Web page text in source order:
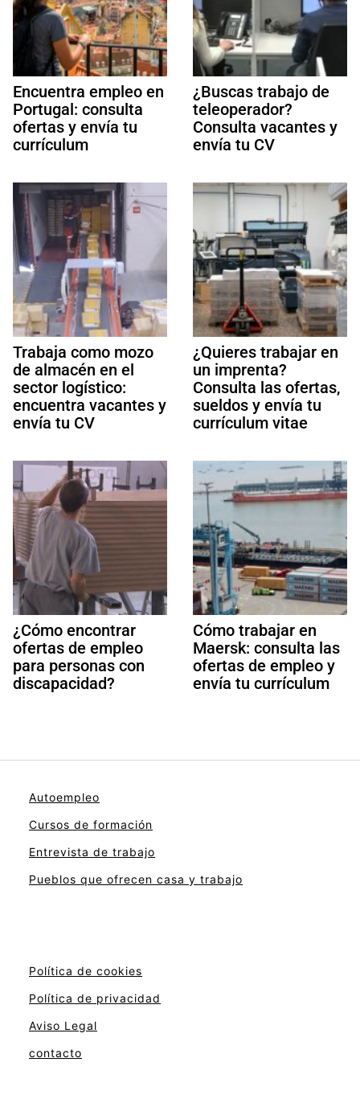
Encuentra empleo en
Portugal: consulta
ofertas y envía tu
currículum
¿Buscas trabajo de
teleoperador?
Consulta vacantes y
envía tu CV
Trabaja como mozo
de almacén en el
sector logístico:
encuentra vacantes y
envía tu CV
¿Quieres trabajar en
un imprenta?
Consulta las ofertas,
sueldos y envía tu
currículum vitae
¿Cómo encontrar
ofertas de empleo
para personas con
discapacidad?
Cómo trabajar en
Maersk: consulta las
ofertas de empleo y
envía tu currículum
Autoempleo
Cursos de formación
Entrevista de trabajo
Pueblos que ofrecen casa y trabajo
Política de cookies
Política de privacidad
Aviso Legal
contacto